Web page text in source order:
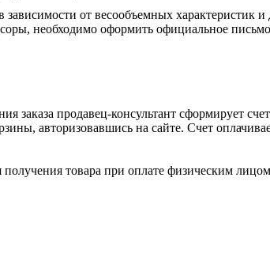
от весообъемных характеристик
необходимо оформить официальное
продавец-консультант сформирует
авторизовавшись на сайте. Счет
товара при оплате физическим